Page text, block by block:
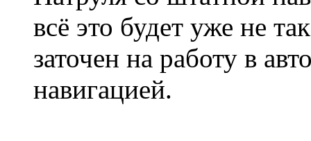
всё это будет уже не
заточен на работу в
навигацией.